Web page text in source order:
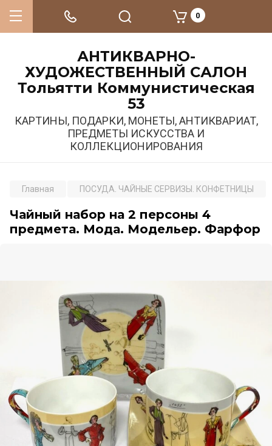
АНТИКВАРНО-
ХУДОЖЕСТВЕННЫЙ САЛОН
Тольятти Коммунистическая
53
КАРТИНЫ, ПОДАРКИ, МОНЕТЫ, АНТИКВАРИАТ,
ПРЕДМЕТЫ ИСКУССТВА И
КОЛЛЕКЦИОНИРОВАНИЯ
0
Главная ПОСУДА. ЧАЙНЫЕ СЕРВИЗЫ. КОНФЕТНИЦЫ
Чайный набор на 2 персоны 4
предмета. Мода. Модельер. Фарфор